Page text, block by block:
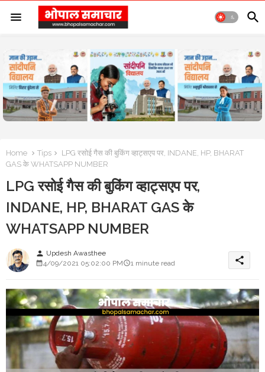
Home Tips
LPG रसोई गैस की बुकिंग व्हाट्सएप पर, INDANE, HP, BHARAT
GAS के WHATSAPP NUMBER
LPG रसोई गैस की बुकिंग व्हाट्सएप पर,
INDANE, HP, BHARAT GAS के
WHATSAPP NUMBER
person Updesh Awasthee
4/09/2021 05:02:00 PM
1 minute read share